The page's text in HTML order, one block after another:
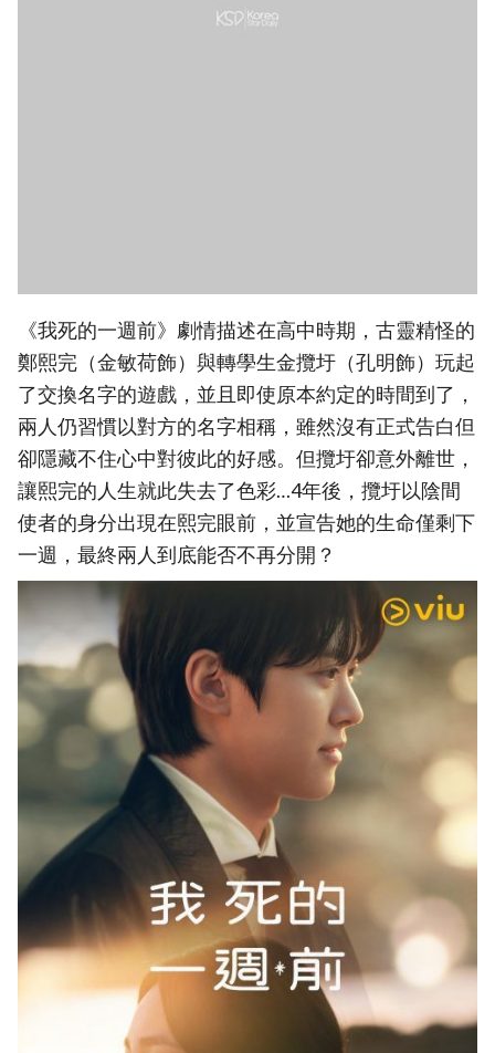
《我死的一週前》劇情描述在高中時期，古靈精怪的
鄭熙完（金敏荷飾）與轉學生金攬圩（孔明飾）玩起
了交換名字的遊戲，並且即使原本約定的時間到了，
兩人仍習慣以對方的名字相稱，雖然沒有正式告白但
卻隱藏不住心中對彼此的好感。但攬圩卻意外離世，
讓熙完的人生就此失去了色彩…4年後，攬圩以陰間
使者的身分出現在熙完眼前，並宣告她的生命僅剩下
一週，最終兩人到底能否不再分開？